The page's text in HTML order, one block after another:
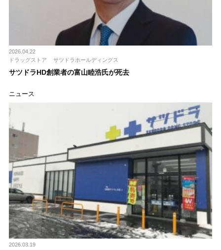
2026.04.22
ドラッグストア
サツドラホールディングス
サツドラHD創業者の富山睦浩氏が死去
ニュース
2026.03.19